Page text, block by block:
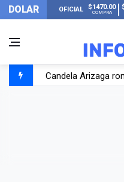
DOLAR OFICIAL $1470.00
COMPRA
Candela Arizaga